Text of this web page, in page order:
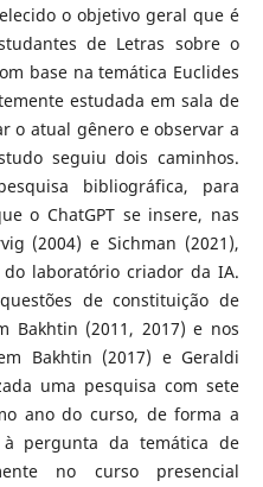
o objetivo geral que é
de Letras sobre o
base na temática Euclides
estudada em sala de
o atual gênero e observar a
seguiu dois caminhos.
bibliográfica, para
o ChatGPT se insere, nas
(2004) e Sichman (2021),
laboratório criador da IA.
de constituição de
Bakhtin (2011, 2017) e nos
Bakhtin (2017) e Geraldi
uma pesquisa com sete
ano do curso, de forma a
pergunta da temática de
no curso presencial